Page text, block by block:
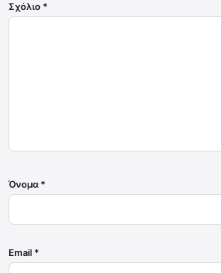
Σχόλιο *
Όνομα *
Email *